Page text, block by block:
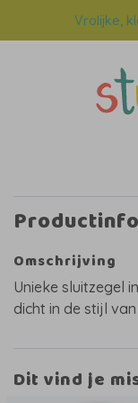
Vrolijke,
Omschrijving
Unieke sluitzegel
dicht in de stijl
Dit vind je